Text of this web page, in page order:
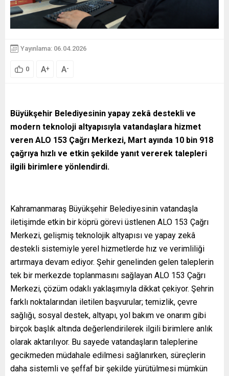
Yayınlama: 06.04.2026
0 A+ A-
Büyükşehir Belediyesinin yapay zekâ destekli ve
modern teknoloji altyapısıyla vatandaşlara hizmet
veren ALO 153 Çağrı Merkezi, Mart ayında 10 bin 918
çağrıya hızlı ve etkin şekilde yanıt vererek talepleri
ilgili birimlere yönlendirdi.
Kahramanmaraş Büyükşehir Belediyesinin vatandaşla
iletişimde etkin bir köprü görevi üstlenen ALO 153 Çağrı
Merkezi, gelişmiş teknolojik altyapısı ve yapay zekâ
destekli sistemiyle yerel hizmetlerde hız ve verimliliği
artırmaya devam ediyor. Şehir genelinden gelen taleplerin
tek bir merkezde toplanmasını sağlayan ALO 153 Çağrı
Merkezi, çözüm odaklı yaklaşımıyla dikkat çekiyor. Şehrin
farklı noktalarından iletilen başvurular; temizlik, çevre
sağlığı, sosyal destek, altyapı, yol bakım ve onarım gibi
birçok başlık altında değerlendirilerek ilgili birimlere anlık
olarak aktarılıyor. Bu sayede vatandaşların taleplerine
gecikmeden müdahale edilmesi sağlanırken, süreçlerin
daha sistemli ve şeffaf bir şekilde yürütülmesi mümkün